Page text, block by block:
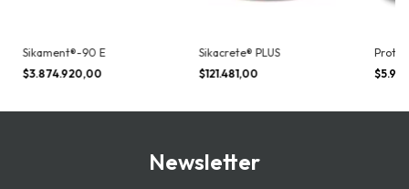
Sikament®-90 E
$3.874.920,00
Sikacrete® PLUS
$121.481,00
Newsletter